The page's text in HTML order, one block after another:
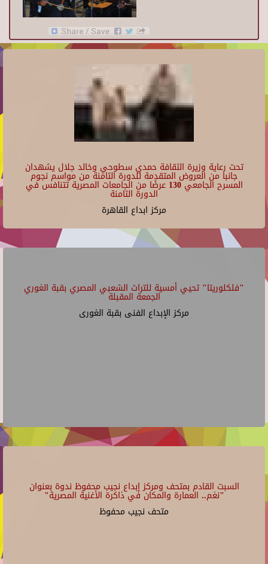
تحت رعاية وزيرة الثقافة حمدي سطوحي وخالد جلال يشهدان
جانبا من العروض المتقدمة للدورة الثامنة من مواسم نجوم
المسرح الجامعي 130 عرضًا من الجامعات المصرية تتنافس في
الدورة الثامنة
مركز ابداع القاهرة
"فلكلوريتا" تحيي أمسية للتراث الشعبي المصري بقبة الغوري
الجمعة المقبلة
مركز الإبداع الفنى بقبة الغورى
السبت القادم بمتحف ومركز إبداع نجيب محفوظ ندوة بعنوان
"نغم.. العمارة والمكان في ذاكرة الأغنية المصرية"
متحف نجيب محفوظ